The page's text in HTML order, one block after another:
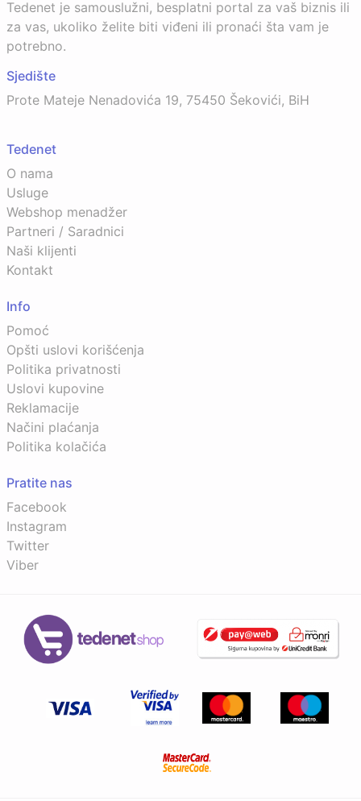
Tedenet je samouslužni, besplatni portal za vaš biznis ili
za vas, ukoliko želite biti viđeni ili pronaći šta vam je
potrebno.
Sjedište
Prote Mateje Nenadovića 19, 75450 Šekovići, BiH
Tedenet
O nama
Usluge
Webshop menadžer
Partneri / Saradnici
Naši klijenti
Kontakt
Info
Pomoć
Opšti uslovi korišćenja
Politika privatnosti
Uslovi kupovine
Reklamacije
Načini plaćanja
Politika kolačića
Pratite nas
Facebook
Instagram
Twitter
Viber